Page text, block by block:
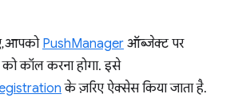
आपको PushManager ऑब्जेक्ट पर
कॉल करना होगा. इसे
के ज़रिए ऐक्सेस किया जाता है.